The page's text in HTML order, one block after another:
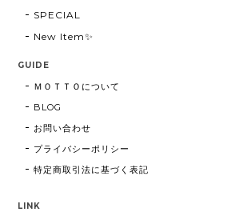
SPECIAL
New Item✨
GUIDE
ＭＯＴＴＯについて
BLOG
お問い合わせ
プライバシーポリシー
特定商取引法に基づく表記
LINK